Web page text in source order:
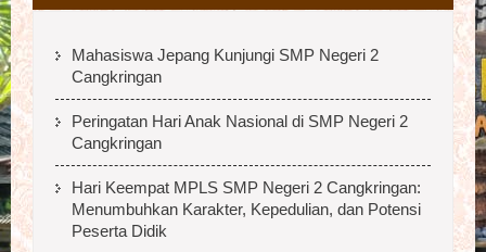
Mahasiswa Jepang Kunjungi SMP Negeri 2
Cangkringan
Peringatan Hari Anak Nasional di SMP Negeri 2
Cangkringan
Hari Keempat MPLS SMP Negeri 2 Cangkringan:
Menumbuhkan Karakter, Kepedulian, dan Potensi
Peserta Didik